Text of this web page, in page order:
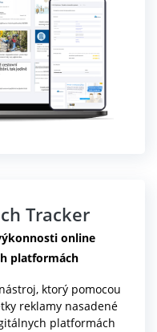
Tracker
online
platformách
ktorý pomocou
reklamy nasadené
platformách